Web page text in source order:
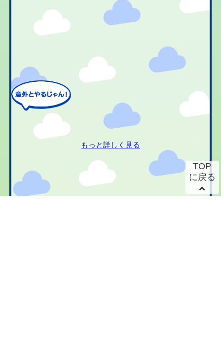
もっと詳しく見る
TOP
に戻る